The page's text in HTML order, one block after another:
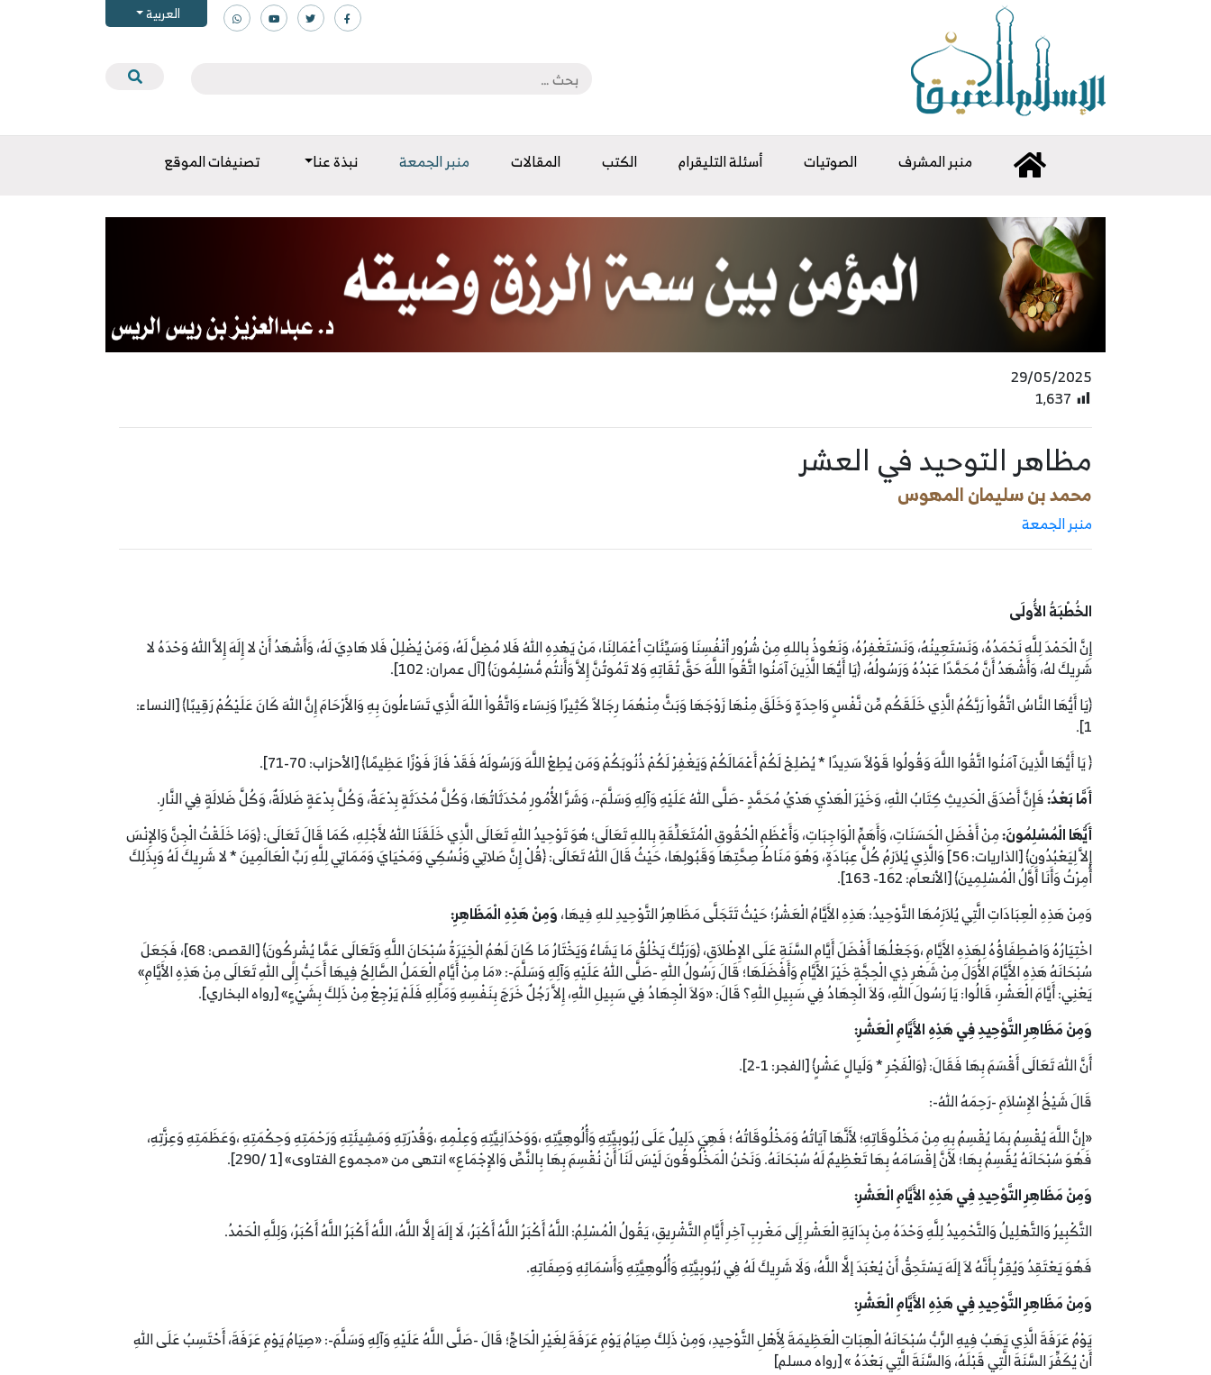
العربية
منبر المشرف الصوتيات أسئلة التليقرام الكتب المقالات منبر الجمعة نبذة عنا تصنيفات الموقع
29/05/2025
1٬637
مظاهر التوحيد في العشر
محمد بن سليمان المهوس
منبر الجمعة
الخُطْبَةُ الأُولَى
إِنَّ الْحَمْدَ لِلَّهِ نَحْمَدُهُ، وَنَسْتَعِينُهُ، وَنَسْتَغْفِرُهُ، وَنَعُوذُ بِاللهِ مِنْ شُرُورِ أنْفُسِنَا وَسَيِّئَاتِ أعْمَالِنَا، مَنْ يَهْدِهِ اللهُ فَلا مُضِلَّ لَهُ، وَمَنْ يُضْلِلْ فَلا هَادِيَ لَهُ، وَأَشْهَدُ أَنْ لا إِلَهَ إِلاَّ اللهُ وَحْدَهُ لا
شَرِيكَ لهُ، وَأَشْهَدُ أَنَّ مُحَمَّدًا عَبْدُهُ وَرَسُولُهُ، ﴿يَا أَيُّهَا الَّذِينَ آمَنُوا اتَّقُوا اللَّهَ حَقَّ تُقَاتِهِ وَلا تَمُوتُنَّ إِلاَّ وَأَنتُم مُّسْلِمُونَ﴾ [آل عمران: 102].
﴿يَا أَيُّهَا النَّاسُ اتَّقُواْ رَبَّكُمُ الَّذِي خَلَقَكُم مِّن نَّفْسٍ وَاحِدَةٍ وَخَلَقَ مِنْهَا زَوْجَهَا وَبَثَّ مِنْهُمَا رِجَالاً كَثِيرًا وَنِسَاء وَاتَّقُواْ اللّهَ الَّذِي تَسَاءلُونَ بِهِ وَالأَرْحَامَ إِنَّ اللهَ كَانَ عَلَيْكُمْ رَقِيبًا﴾ [النساء:
1].
﴿ يَا أَيُّهَا الَّذِينَ آمَنُوا اتَّقُوا اللَّهَ وَقُولُوا قَوْلاً سَدِيدًا * يُصْلِحْ لَكُمْ أَعْمَالَكُمْ وَيَغْفِرْ لَكُمْ ذُنُوبَكُمْ وَمَن يُطِعْ اللَّهَ وَرَسُولَهُ فَقَدْ فَازَ فَوْزًا عَظِيمًا﴾ [الأحزاب: 70-71].
أَمَّا بَعْدُ:فَإِنَّ أَصْدَقَ الْحَدِيثِ كِتَابُ اللهِ، وَخَيْرَ الْهَدْيِ هَدْيُ مُحَمَّدٍ -صَلَّى اللهُ عَلَيْهِ وَآلِهِ وَسَلَّمَ-، وَشَرَّ الأُمُورِ مُحْدَثَاتُهَا، وَكُلَّ مُحْدَثَةٍ بِدْعَةٌ، وَكُلَّ بِدْعَةٍ ضَلالَةٌ، وَكُلَّ ضَلالَةٍ فِي النَّارِ.
أَيُّهَا الْمُسْلِمُونَ:مِنْ أَفْضَلِ الْحَسَنَاتِ، وَأَهَمِّ الْوَاجِبَاتِ، وَأَعْظَمِ الْحُقُوقِ الْمُتَعَلِّقَةِ بِاللهِ تَعَالَى؛ هُوَ تَوْحِيدُ اللهِ تَعَالَى الَّذِي خَلَقَنَا اللهُ لأَجْلِهِ، كَمَا قَالَ تَعَالَى: ﴿وَمَا خَلَقْتُ الْجِنَّ وَالإِنْسَ
إِلاَّ لِيَعْبُدُونِ﴾ [الذاريات: 56] وَالَّذِيِ يُلاَزِمُ كُلَّ عِبَادَةٍ، وَهُوَ مَنَاطُ صِحَّتِهَا وَقَبُولِهَا، حَيْثُ قَالَ اللهُ تَعَالَى: ﴿قُلْ إِنَّ صَلاتِي وَنُسُكِي وَمَحْيَايَ وَمَمَاتِي لِلَّهِ رَبِّ الْعَالَمِينَ * لا شَرِيكَ لَهُ وَبِذَلِكَ
أُمِرْتُ وَأَنَا أَوَّلُ الْمُسْلِمِينَ﴾ [الأنعام: 162- 163].
وَمِنْ هَذِهِ الْعِبَادَاتِ الَّتِي يُلاَزِمُهَا التَّوْحِيدُ: هَذِهِ الأَيَّامُ الْعَشْرُ؛ حَيْثُ تَتَجَلَّى مَظَاهِرُ التَّوْحِيدِ للهِ فِيهَا،وَمِنْ هَذِهِ الْمَظَاهِرِ:
اخْتِيَارُهُ وَاصْطِفَاؤُهُ لِهَذِهِ الأَيَّامِ ،وَجَعْلُهَا أَفْضَلَ أَيَّامِ السَّنَةِ عَلَى الإِطْلاَقِ، ﴿وَرَبُّكَ يَخْلُقُ مَا يَشَاءُ وَيَخْتَارُ مَا كَانَ لَهُمُ الْخِيَرَةُ سُبْحَانَ اللَّهِ وَتَعَالَى عَمَّا يُشْرِكُونَ﴾ [القصص: 68]، فَجَعَلَ
سُبْحَانَهُ هَذِهِ الأَيَّامَ الأُوَلَ مِنْ شَهْرِ ذِي الْحِجَّةِ خَيْرَ الأَيَّامِ وَأَفْضَلَهَا؛ قَالَ رَسُولُ اللهِ -صَلَّى اللهُ عَلَيْهِ وَآلِهِ وَسَلَّمَ-: «مَا مِنْ أَيَّامٍ الْعَمَلُ الصَّالِحُ فِيهَا أَحَبُّ إِلَى اللهِ تَعَالَى مِنْ هَذِهِ الأَيَّامِ»
يَعْنِي: أَيَّامَ الْعَشْرِ، قَالُوا: يَا رَسُولَ اللهِ، وَلاَ الْجِهَادُ فِي سَبِيلِ اللهِ؟ قَالَ: «وَلاَ الْجِهَادُ فِي سَبِيلِ اللهِ، إِلاَّ رَجُلٌ خَرَجَ بِنَفْسِهِ وَمَالِهِ فَلَمْ يَرْجِعْ مِنْ ذَلِكَ بِشَيْءٍ» [رواه البخاري].
وَمِنْ مَظَاهِرِ التَّوْحِيدِ فِي هَذِهِ الأَيَّامِ الْعَشْرِ:
أَنَّ اللهَ تَعَالَى أَقْسَمَ بِهَا فَقَالَ: ﴿وَالْفَجْرِ * وَلَيالٍ عَشْرٍ﴾ [الفجر: 1-2].
قَالَ شَيْخُ الإِسْلاَمِ -رَحِمَهُ اللهُ-:
«إِنَّ اللَّهَ يُقْسِمُ بِمَا يُقْسِمُ بِهِ مِنْ مَخْلُوقَاتِهِ؛ لأَنَّهَا آيَاتُهُ وَمَخْلُوقَاتُهُ ؛ فَهِيَ دَلِيلٌ عَلَى رُبُوبِيَّتِهِ وَأُلُوهِيَّتِهِ ،وَوَحْدَانِيَّتِهِ وَعِلْمِهِ ،وَقُدْرَتِهِ وَمَشِيئَتِهِ وَرَحْمَتِهِ وَحِكْمَتِهِ ،وَعَظَمَتِهِ وَعِزَّتِهِ،
فَهُوَ سُبْحَانَهُ يُقْسِمُ بِهَا؛ لأَنَّ إقْسَامَهُ بِهَا تَعْظِيمٌ لَهُ سُبْحَانَهُ. وَنَحْنُ الْمَخْلُوقُونَ لَيْسَ لَنَا أَنْ نُقْسِمَ بِهَا بِالنَّصِّ وَالإِجْمَاعِ» انتهى من «مجموع الفتاوى» [1 /290].
وَمِنْ مَظَاهِرِ التَّوْحِيدِ فِي هَذِهِ الأَيَّامِ الْعَشْرِ:
التَّكْبِيرُ وَالتَّهْلِيلُ وَالتَّحْمِيدُ لِلَّهِ وَحْدَهُ مِنْ بِدَايَةِ الْعَشْرِ إِلَى مَغْرِبِ آخِرِ أَيَّامِ التَّشْرِيقِ، يَقُولُ الْمُسْلِمُ: اللَّهُ أَكْبَرُ اللَّهُ أَكْبَرُ، لَا إلَهَ إلَّا اللَّهُ، اللَّهُ أَكْبَرُ اللَّهُ أَكْبَرُ، وَلِلَّهِ الْحَمْدُ.
فَهُوَ يَعْتَقِدُ وَيُقِرُّ بِأَنَّهُ لاَ إلَهَ يَسْتَحِقُّ أَنْ يُعْبَدَ إلَّا اللَّهُ، وَلَا شَرِيكَ لَهُ فِي رُبُوبِيَّتِهِ وَأُلُوهِيَّتِهِ وَأَسْمَائِهِ وَصِفَاتِهِ.
وَمِنْ مَظَاهِرِ التَّوْحِيدِ فِي هَذِهِ الأَيَّامِ الْعَشْرِ:
يَوْمُ عَرَفَةَ الَّذِي يَهَبُ فِيهِ الرَّبُّ سُبْحَانَهُ الْهِبَاتِ الْعَظِيمَةَ لِأَهْلِ التَّوْحِيدِ، وَمِنْ ذَلِكَ صِيَامُ يَوْمِ عَرَفَةَ لِغَيْرِ الْحَاجِّ؛ قَالَ -صَلَّى اللَّهُ عَلَيْهِ وَآلِهِ وَسَلَّمَ-: «صِيَامُ يَوْمِ عَرَفَةَ، أَحْتَسِبُ عَلَى اللهِ
أَنْ يُكَفِّرَ السَّنَةَ الَّتِي قَبْلَهُ، وَالسَّنَةَ الَّتِي بَعْدَهُ » [رواه مسلم]